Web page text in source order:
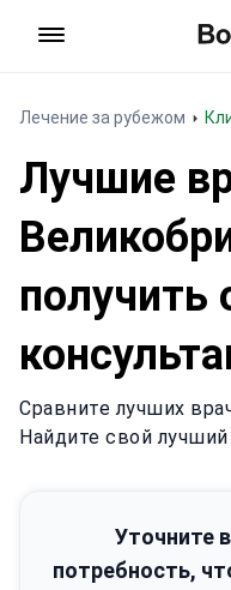
Лечение за рубежом
Лучшие
получить
Сравните лучших
Найдите свой
Уточните
потребность,